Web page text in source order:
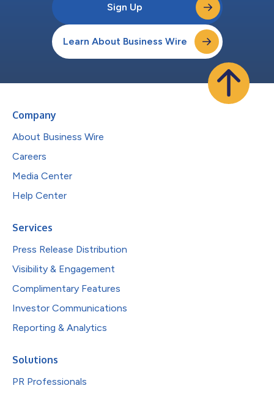
Sign Up
Learn About Business Wire
Company
About Business Wire
Careers
Media Center
Help Center
Services
Press Release Distribution
Visibility & Engagement
Complimentary Features
Investor Communications
Reporting & Analytics
Solutions
PR Professionals